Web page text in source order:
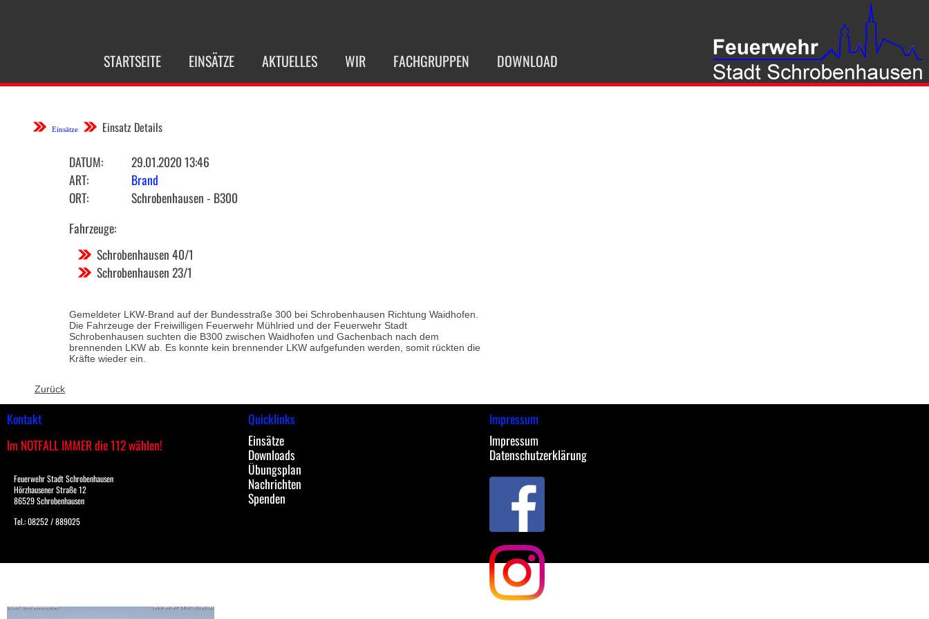
STARTSEITE EINSÄTZE AKTUELLES WIR FACHGRUPPEN DOWNLOAD
Einsätze Einsatz Details
DATUM:
29.01.2020 13:46
ART:
Brand
ORT:
Schrobenhausen - B300
Fahrzeuge:
Schrobenhausen 40/1
Schrobenhausen 23/1
Gemeldeter LKW-Brand auf der Bundesstraße 300 bei Schrobenhausen Richtung Waidhofen.
Die Fahrzeuge der Freiwilligen Feuerwehr Mühlried und der Feuerwehr Stadt
Schrobenhausen suchten die B300 zwischen Waidhofen und Gachenbach nach dem
brennenden LKW ab. Es konnte kein brennender LKW aufgefunden werden, somit rückten die
Kräfte wieder ein.
Zurück
Kontakt
Im NOTFALL IMMER die 112 wählen!
Feuerwehr Stadt Schrobenhausen
Hörzhausener Straße 12
86529 Schrobenhausen
Tel.: 08252 / 889025
Quicklinks
Einsätze
Downloads
Übungsplan
Nachrichten
Spenden
Impressum
Impressum
Datenschutzerklärung